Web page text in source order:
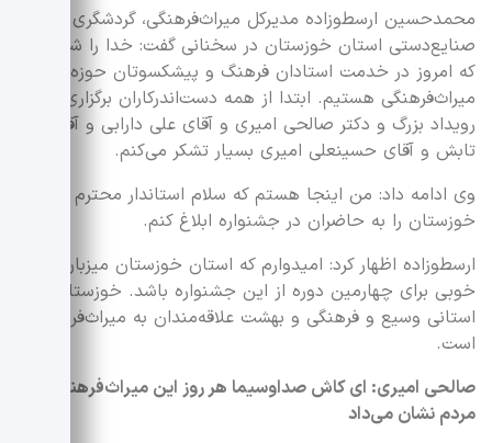
محمدحسین ارسطوزاده مدیرکل میراث‌فرهنگی، گردشگری و
صنایع‌دستی استان خوزستان در سخنانی گفت: خدا را شاکریم
که امروز در خدمت استادان فرهنگ و پیشکسوتان حوزه
میراث‌فرهنگی هستیم. ابتدا از همه دست‌اندرکاران برگزاری این
رویداد بزرگ و دکتر صالحی امیری و آقای علی دارابی و آقای
تابش و آقای حسینعلی امیری بسیار تشکر می‌کنم.
وی ادامه داد: من اینجا هستم که سلام استاندار محترم
خوزستان را به حاضران در جشنواره ابلاغ کنم‌.
ارسطوزاده اظهار کرد: امیدوارم که استان خوزستان میزبان
خوبی برای چهارمین دوره از این جشنواره باشد. خوزستان
استانی وسیع و فرهنگی و بهشت علاقه‌مندان به میراث‌فرهنگی
است.
صالحی امیری: ای کاش صداوسیما هر روز این میراث‌فرهنگی را به
مردم‌ نشان می‌داد